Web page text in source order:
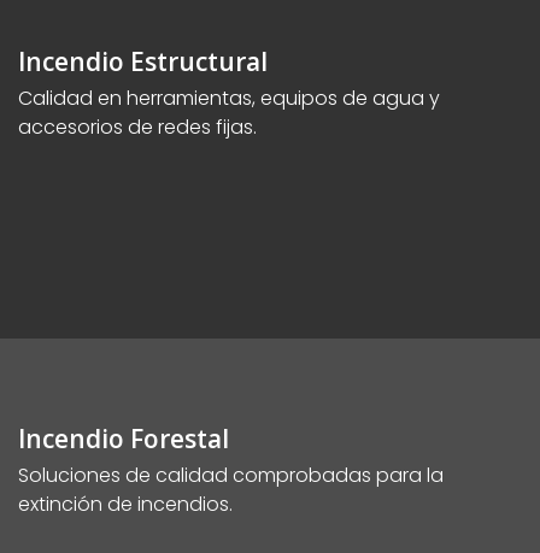
Incendio Estructural
Calidad en herramientas, equipos de agua y
accesorios de redes fijas.
Incendio Forestal
Soluciones de calidad comprobadas para la
extinción de incendios.